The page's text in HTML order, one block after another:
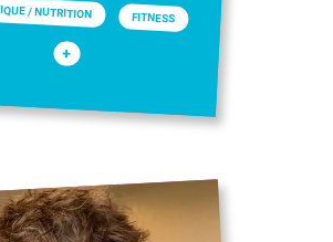
/ NUTRITION FITNESS
+